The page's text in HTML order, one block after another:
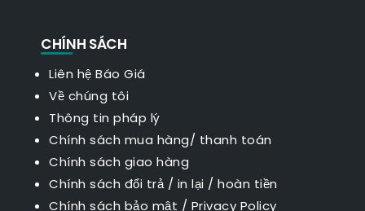
CHÍNH SÁCH
Liên hệ Báo Giá
Về chúng tôi
Thông tin pháp lý
Chính sách mua hàng/ thanh toán
Chính sách giao hàng
Chính sách đổi trả / in lại / hoàn tiền
Chính sách bảo mật / Privacy Policy